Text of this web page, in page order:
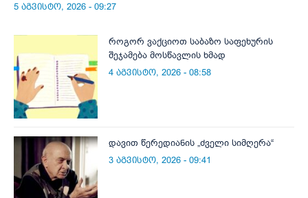
5 აგვისტო, 2026 - 09:27
როგორ ვაქციოთ საბაზო საფეხურის
შეჯამება მოსწავლის ხმად
4 აგვისტო, 2026 - 08:58
დავით წერედიანის „ძველი სიმღერა“
3 აგვისტო, 2026 - 09:41